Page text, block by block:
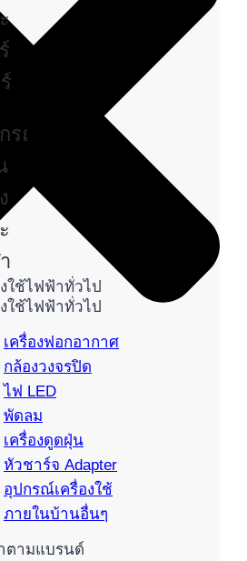
รณ์
ใช้ไฟฟ้าทั่วไป
ใช้ไฟฟ้าทั่วไป
เครื่องฟอกอากาศ
กล้องวงจรปิด
ไฟ LED
พัดลม
เครื่องดูดฝุ่น
หัวชาร์จ Adapter
อุปกรณ์เครื่องใช้
ภายในบ้านอื่นๆ
ตามแบรนด์